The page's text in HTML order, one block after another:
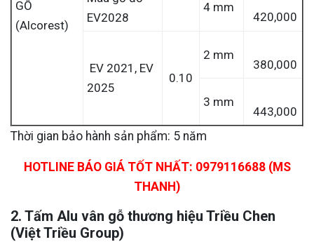
GỖ
(Alcorest)
EV2028
4 mm
420,000
EV 2021, EV
2025
0.10
2 mm
380,000
3 mm
443,000
Thời gian bảo hành sản phẩm: 5 năm
HOTLINE BÁO GIÁ TỐT NHẤT: 0979116688 (MS
THANH)
2. Tấm Alu vân gỗ thương hiệu Triều Chen
(Việt Triều Group)